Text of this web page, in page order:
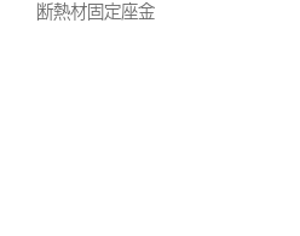
断熱材固定座金